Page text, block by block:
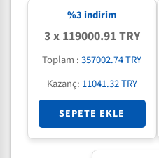
%3 indirim
3 x 119000.91 TRY
Toplam :357002.74 TRY
Kazanç: 11041.32 TRY
SEPETE EKLE